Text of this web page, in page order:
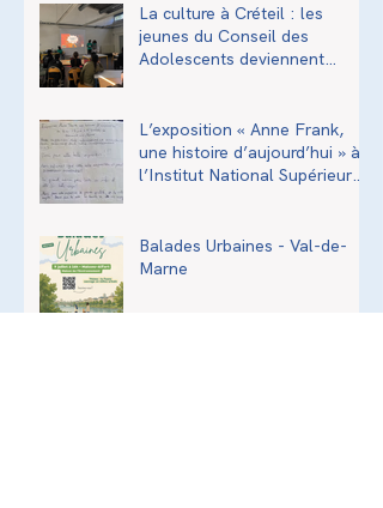
La culture à Créteil : les
jeunes du Conseil des
Adolescents deviennent
L’exposition « Anne Frank,
une histoire d’aujourd’hui » à
l’Institut National Supérieur
Balades Urbaines - Val-de-
Marne